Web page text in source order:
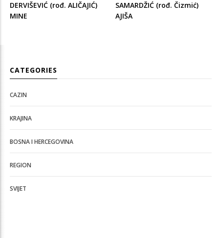
DERVIŠEVIĆ (rođ. ALIČAJIĆ)
MINE
SAMARDŽIĆ (rođ. Čizmić)
AJIŠA
CATEGORIES
CAZIN
KRAJINA
BOSNA I HERCEGOVINA
REGION
SVIJET